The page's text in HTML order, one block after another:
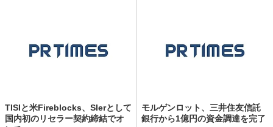
TISIと米Fireblocks、SIerとして
国内初のリセラー契約締結でオ
モルゲンロット、三井住友信託
銀行から1億円の資金調達を完了